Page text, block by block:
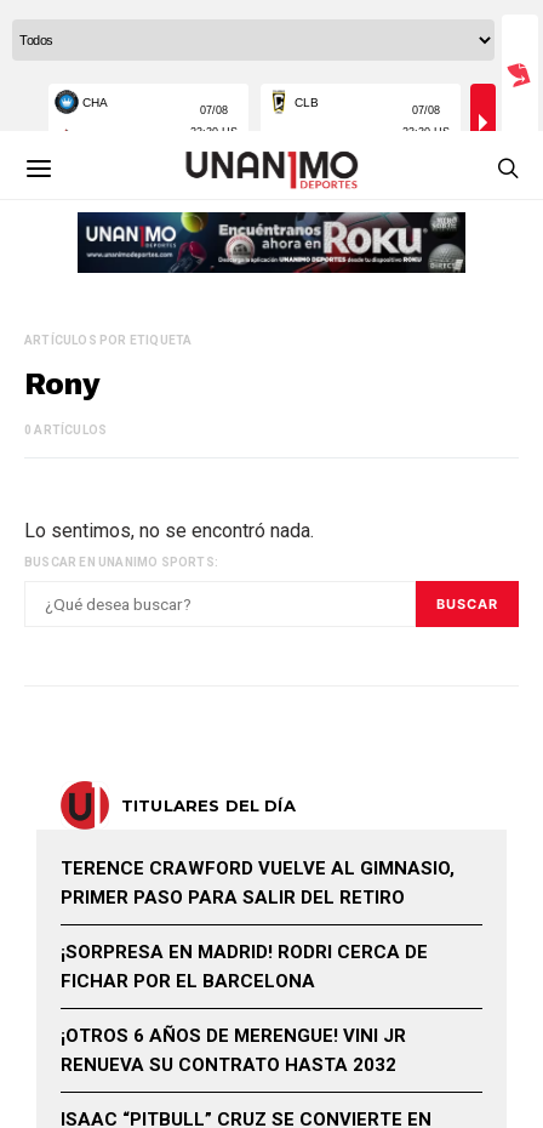
ARTÍCULOS POR ETIQUETA
Rony
0 ARTÍCULOS
Lo sentimos, no se encontró nada.
BUSCAR EN UNANIMO SPORTS:
BUSCAR
TITULARES DEL DÍA
TERENCE CRAWFORD VUELVE AL GIMNASIO,
PRIMER PASO PARA SALIR DEL RETIRO
¡SORPRESA EN MADRID! RODRI CERCA DE
FICHAR POR EL BARCELONA
¡OTROS 6 AÑOS DE MERENGUE! VINI JR
RENUEVA SU CONTRATO HASTA 2032
ISAAC “PITBULL” CRUZ SE CONVIERTE EN